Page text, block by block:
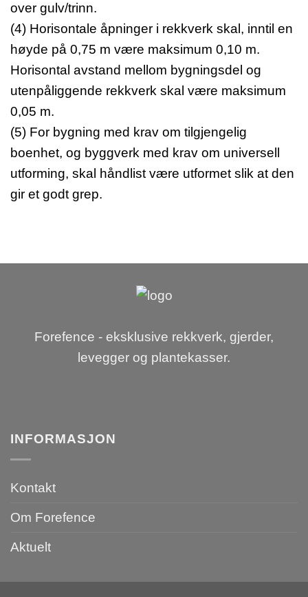
over gulv/trinn.
(4) Horisontale åpninger i rekkverk skal, inntil en
høyde på 0,75 m være maksimum 0,10 m.
Horisontal avstand mellom bygningsdel og
utenpåliggende rekkverk skal være maksimum
0,05 m.
(5) For bygning med krav om tilgjengelig
boenhet, og byggverk med krav om universell
utforming, skal håndlist være utformet slik at den
gir et godt grep.
Forefence - eksklusive rekkverk, gjerder,
levegger og plantekasser.
INFORMASJON
Kontakt
Om Forefence
Aktuelt